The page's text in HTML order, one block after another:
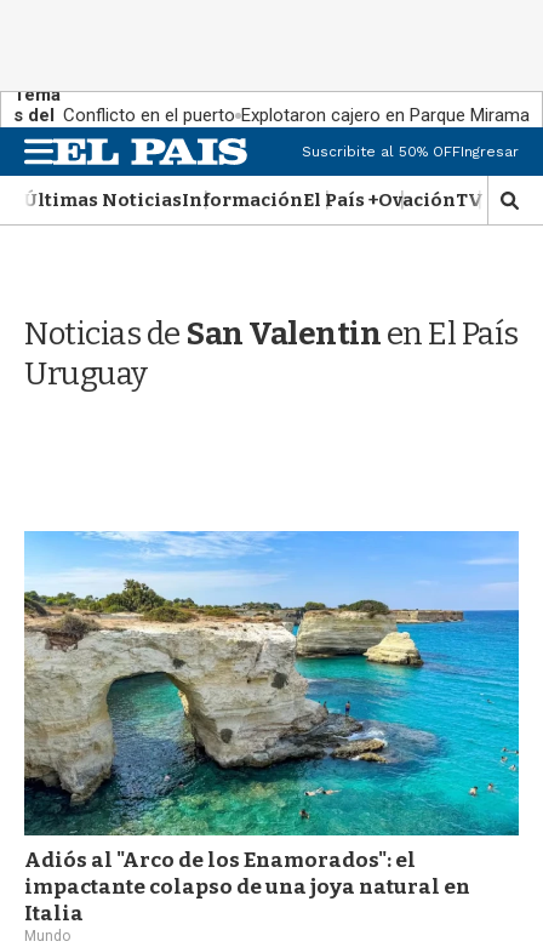
Tema
s del
día:
Conflicto en el puerto Explotaron cajero en Parque Miramar
M
e
n
u
Suscribite al 50% OFFIngresar
Últimas NoticiasInformaciónEl País +OvaciónTV Show
M
o
a
d
Noticias de San Valentinen El País
Uruguay
Adiós al "Arco de los Enamorados": el
impactante colapso de una joya natural en
Italia
Mundo